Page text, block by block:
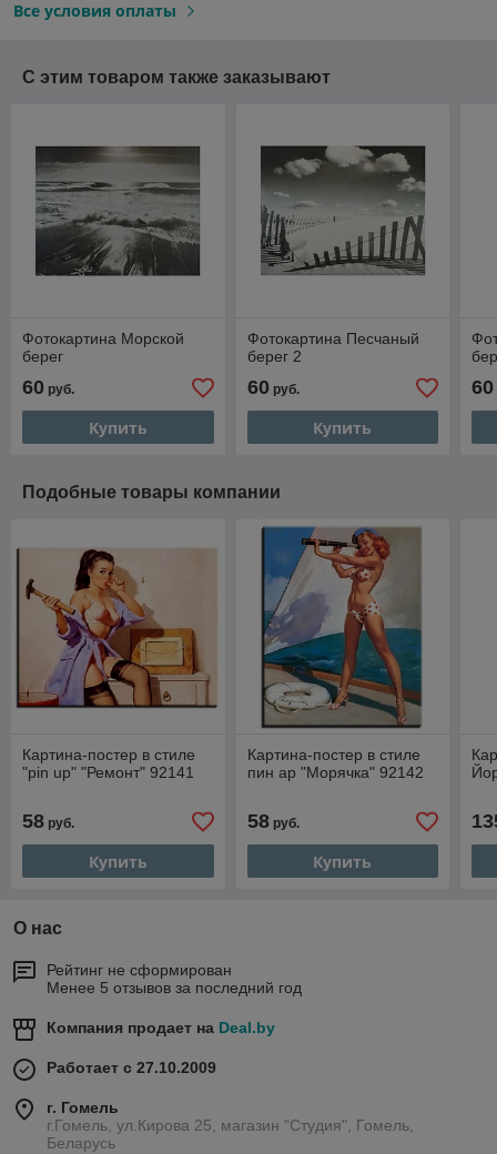
Все условия оплаты
С этим товаром также заказывают
Фотокартина Морской
берег
60 руб.
Купить
Фотокартина Песчаный
берег 2
60руб.
Купить
60
Подобные товары компании
Картина-постер в стиле
"pin up" "Ремонт" 92141
58 руб.
Купить
Картина-постер в стиле
пин ар "Морячка" 92142
58руб.
Купить
О нас
Рейтинг не сформирован
Менее 5 отзывов за последний год
Компания продает на Deal.by
Работает с 27.10.2009
г. Гомель
г.Гомель, ул.Кирова 25, магазин "Студия", Гомель,
Беларусь